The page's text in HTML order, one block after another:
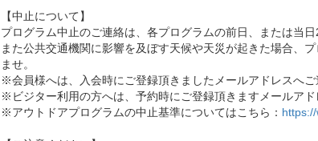
【中止について】
プログラム中止のご連絡は、各プログラムの前日、または当
また公共交通機関に影響を及ぼす天候や天災が起きた場合、
ませ。
※会員様へは、入会時にご登録頂きましたメールアドレスへご
※ビジター利用の方へは、予約時にご登録頂きますメールアド
※アウトドアプログラムの中止基準についてはこちら：